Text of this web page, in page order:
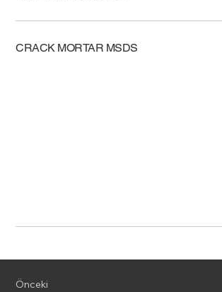
CRACK MORTAR MSDS
Önceki